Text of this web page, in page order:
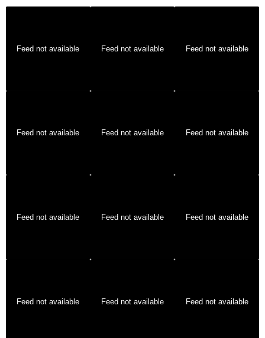
Feed not available Feed not available Feed not available
Feed not available Feed not available Feed not available
Feed not available Feed not available Feed not available
Feed not available Feed not available Feed not available